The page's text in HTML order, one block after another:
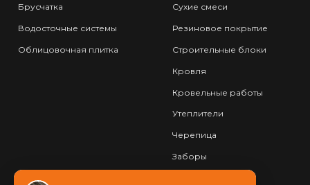
Брусчатка
Водосточные системы
Облицовочная плитка
Сухие смеси
Резиновое покрытие
Строительные блоки
Кровля
Кровельные работы
Утеплители
Черепица
Заборы